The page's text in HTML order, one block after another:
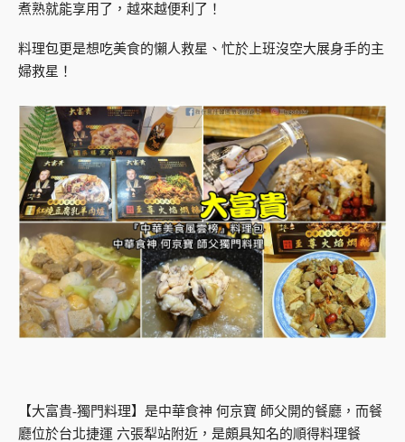
煮熟就能享用了，越來越便利了！
料理包更是想吃美食的懶人救星、忙於上班沒空大展身手的主
婦救星！
【大富貴-獨門料理】是中華食神 何京寶 師父開的餐廳，而餐
廳位於台北捷運 六張犁站附近，是頗具知名的順得料理餐